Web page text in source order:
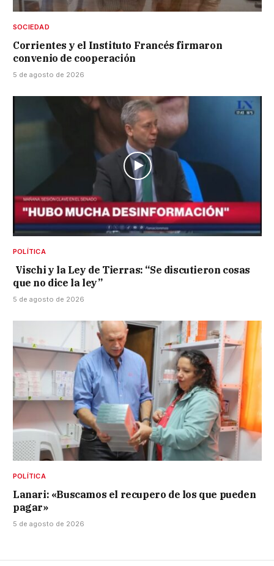
SOCIEDAD
Corrientes y el Instituto Francés firmaron
convenio de cooperación
5 de agosto de 2026
POLÍTICA
Vischi y la Ley de Tierras: “Se discutieron cosas
que no dice la ley”
5 de agosto de 2026
POLÍTICA
Lanari: «Buscamos el recupero de los que pueden
pagar»
5 de agosto de 2026